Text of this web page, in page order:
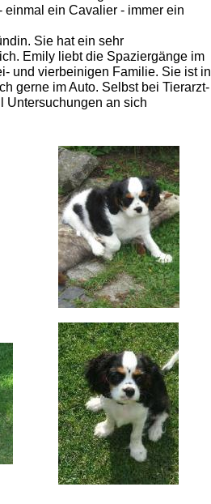
ein Cavalier - immer ein
Sie hat ein sehr
Emily liebt die Spaziergänge im
und vierbeinigen Familie. Sie ist in
gerne im Auto. Selbst bei Tierarzt-
Untersuchungen an sich